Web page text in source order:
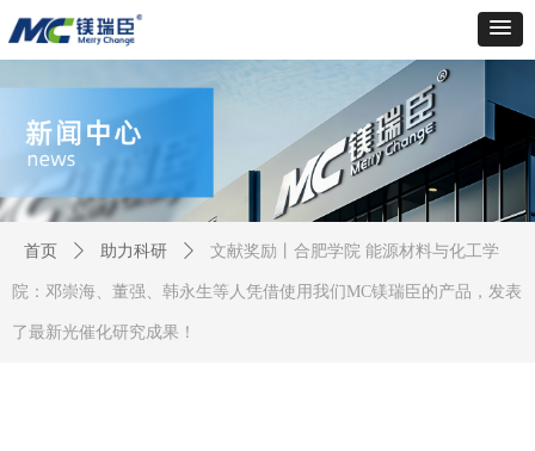
首页 ꄲ 助力科研 ꄲ 文献奖励丨合肥学院 能源材料与化工学
院：邓崇海、董强、韩永生等人凭借使用我们MC镁瑞臣的产品，发表
了最新光催化研究成果！